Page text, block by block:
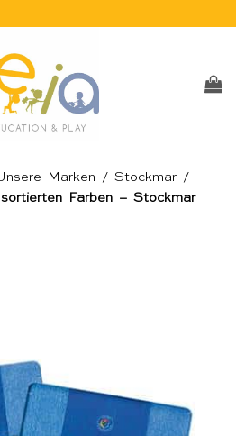
Marken / Stockmar /
Farben – Stockmar